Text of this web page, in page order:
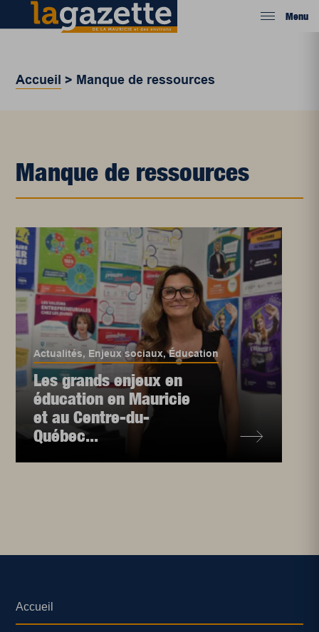
Menu
Accueil > Manque de ressources
Manque de ressources
Actualités, Enjeux sociaux,Éducation
Les grands enjeux en
éducation en Mauricie
et au Centre-du-
Québec...
Accueil